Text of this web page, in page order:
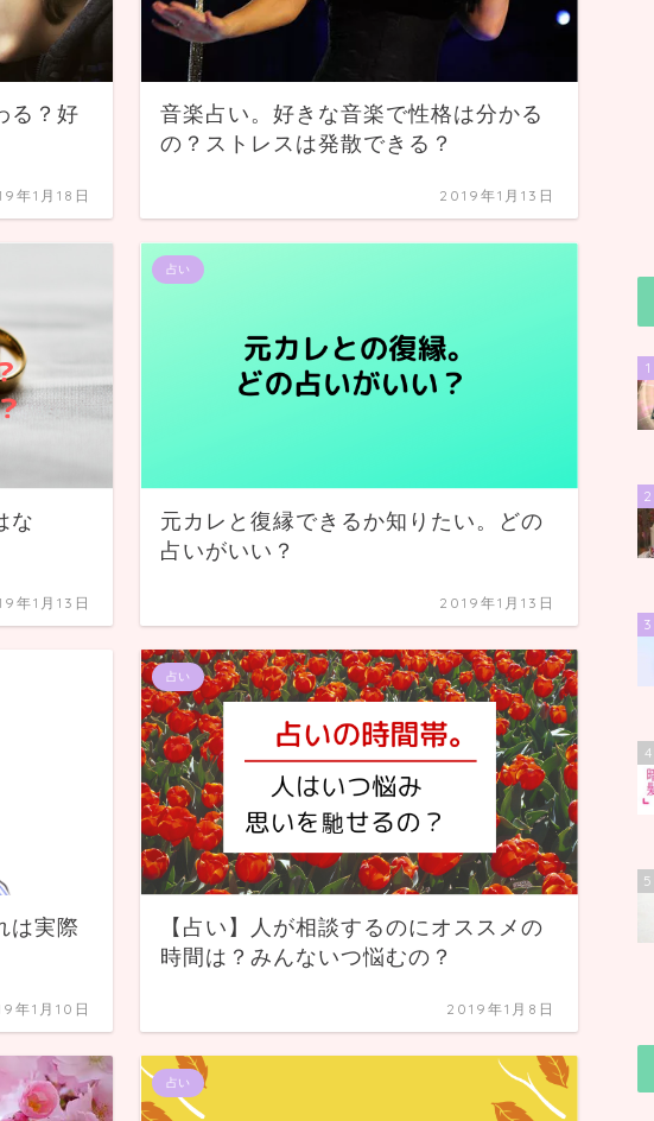
る？好
年1月18日
音楽占い。好きな音楽で性格は分かる
の？ストレスは発散できる？
2019年1月13日
な
年1月13日
占い
元カレと復縁できるか知りたい。どの
占いがいい？
2019年1月13日
は実際
年1月10日
占い
【占い】人が相談するのにオススメの
時間は？みんないつ悩むの？
2019年1月8日
占い
1
2
3
4
5